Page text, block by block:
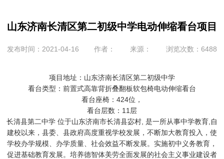
山东济南长清区第二初级中学电动伸缩看台项目
发布时间：2021-04-16 作者： 来源： 浏览次数：6488
项目地址：山东济南长清区第二初级中学
看台类型：前置式高靠背折叠翻板软包椅电动伸缩看台
看台座椅：424位，
看台层数：11层
长清县第二中学 位于山东济南市长清县宓村, 是一所从事中学教育,自
建校以来，县委、县政府高度重视学校发展，不断加大教育投入，使
学校办学规模、办学质量、社会效益不断发展。实施初中义务教育，
促进基础教育发展。培养德智体美劳全面发展的社会主义事业建设者